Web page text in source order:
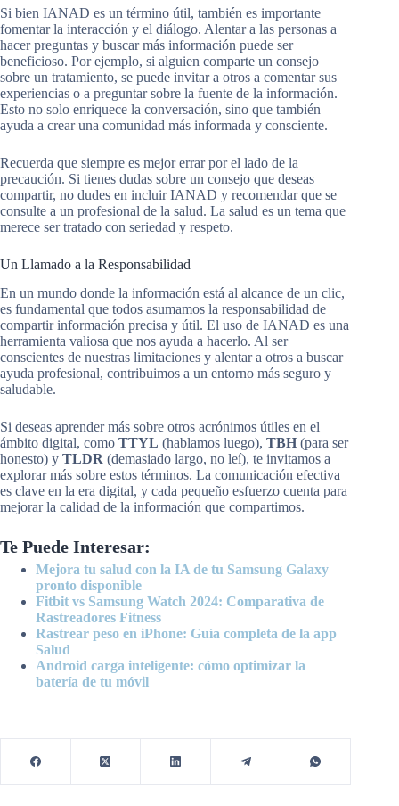
Si bien IANAD es un término útil, también es importante
fomentar la interacción y el diálogo. Alentar a las personas a
hacer preguntas y buscar más información puede ser
beneficioso. Por ejemplo, si alguien comparte un consejo
sobre un tratamiento, se puede invitar a otros a comentar sus
experiencias o a preguntar sobre la fuente de la información.
Esto no solo enriquece la conversación, sino que también
ayuda a crear una comunidad más informada y consciente.
Recuerda que siempre es mejor errar por el lado de la
precaución. Si tienes dudas sobre un consejo que deseas
compartir, no dudes en incluir IANAD y recomendar que se
consulte a un profesional de la salud. La salud es un tema que
merece ser tratado con seriedad y respeto.
Un Llamado a la Responsabilidad
En un mundo donde la información está al alcance de un clic,
es fundamental que todos asumamos la responsabilidad de
compartir información precisa y útil. El uso de IANAD es una
herramienta valiosa que nos ayuda a hacerlo. Al ser
conscientes de nuestras limitaciones y alentar a otros a buscar
ayuda profesional, contribuimos a un entorno más seguro y
saludable.
Si deseas aprender más sobre otros acrónimos útiles en el
ámbito digital, como TTYL (hablamos luego), TBH (para ser
honesto) y TLDR (demasiado largo, no leí), te invitamos a
explorar más sobre estos términos. La comunicación efectiva
es clave en la era digital, y cada pequeño esfuerzo cuenta para
mejorar la calidad de la información que compartimos.
Te Puede Interesar:
Mejora tu salud con la IA de tu Samsung Galaxy
pronto disponible
Fitbit vs Samsung Watch 2024: Comparativa de
Rastreadores Fitness
Rastrear peso en iPhone: Guía completa de la app
Salud
Android carga inteligente: cómo optimizar la
batería de tu móvil